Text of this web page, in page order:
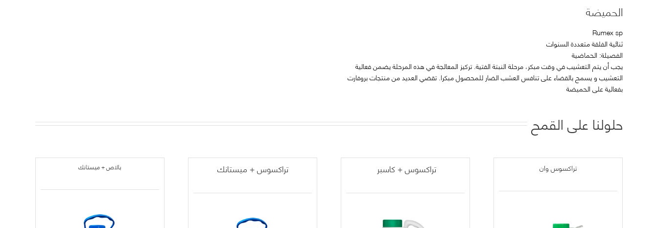
الحميضة
Rumex sp
ثنائية الفلقة متعددة السنوات
الفصيلة: الحماضية
يجب أن يتم التعشيب في وقت مبكر، مرحلة النبتة الفتية. تركيز المعالجة في هذه المرحلة يضمن فعالية
التعشيب و يسمح بالقضاء على تنافس العشب الضار للمحصول مبكرا. تقضي العديد من منتجات بروفارت
بفعالية على الحميضة
حلولنا على القمح
بالاص + ميستانك تراكسوس + ميستانك تراكسوس + كاسبر تراكسوس وان